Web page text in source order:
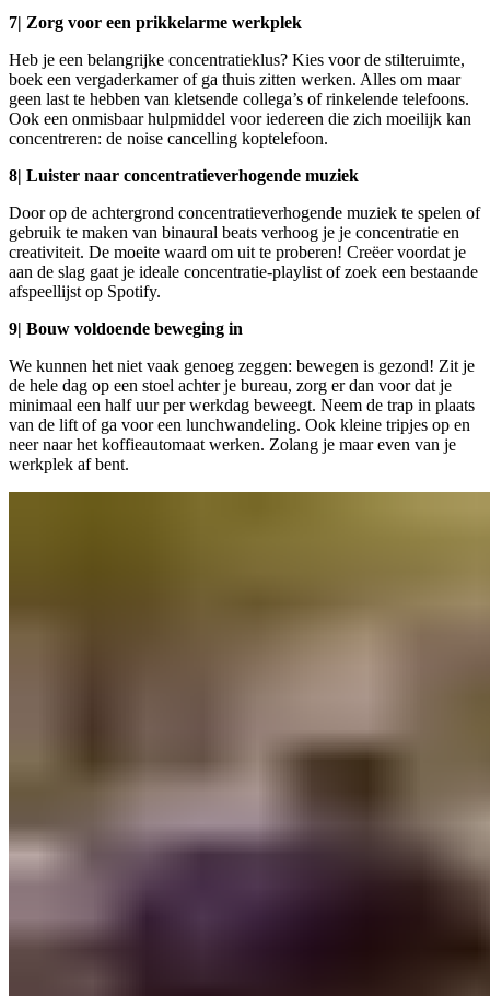
7| Zorg voor een prikkelarme werkplek
Heb je een belangrijke concentratieklus? Kies voor de stilteruimte,
boek een vergaderkamer of ga thuis zitten werken. Alles om maar
geen last te hebben van kletsende collega’s of rinkelende telefoons.
Ook een onmisbaar hulpmiddel voor iedereen die zich moeilijk kan
concentreren: de noise cancelling koptelefoon.
8| Luister naar concentratieverhogende muziek
Door op de achtergrond concentratieverhogende muziek te spelen of
gebruik te maken van binaural beats verhoog je je concentratie en
creativiteit. De moeite waard om uit te proberen! Creëer voordat je
aan de slag gaat je ideale concentratie-playlist of zoek een bestaande
afspeellijst op Spotify.
9| Bouw voldoende beweging in
We kunnen het niet vaak genoeg zeggen: bewegen is gezond! Zit je
de hele dag op een stoel achter je bureau, zorg er dan voor dat je
minimaal een half uur per werkdag beweegt. Neem de trap in plaats
van de lift of ga voor een lunchwandeling. Ook kleine tripjes op en
neer naar het koffieautomaat werken. Zolang je maar even van je
werkplek af bent.